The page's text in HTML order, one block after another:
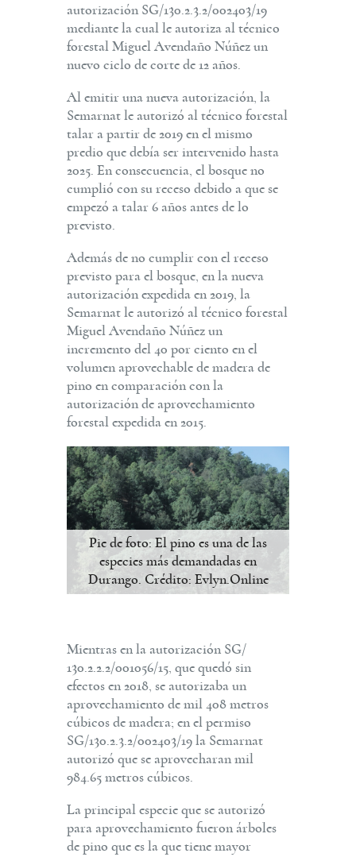
autorización SG/130.2.3.2/002403/19
mediante la cual le autoriza al técnico
forestal Miguel Avendaño Núñez un
nuevo ciclo de corte de 12 años.
Al emitir una nueva autorización, la
Semarnat le autorizó al técnico forestal
talar a partir de 2019 en el mismo
predio que debía ser intervenido hasta
2025. En consecuencia, el bosque no
cumplió con su receso debido a que se
empezó a talar 6 años antes de lo
previsto.
Además de no cumplir con el receso
previsto para el bosque, en la nueva
autorización expedida en 2019, la
Semarnat le autorizó al técnico forestal
Miguel Avendaño Núñez un
incremento del 40 por ciento en el
volumen aprovechable de madera de
pino en comparación con la
autorización de aprovechamiento
forestal expedida en 2015.
Pie de foto: El pino es una de las
especies más demandadas en
Durango. Crédito: Evlyn.Online
Mientras en la autorización SG/
130.2.2.2/001056/15, que quedó sin
efectos en 2018, se autorizaba un
aprovechamiento de mil 408 metros
cúbicos de madera; en el permiso
SG/130.2.3.2/002403/19 la Semarnat
autorizó que se aprovecharan mil
984.65 metros cúbicos.
La principal especie que se autorizó
para aprovechamiento fueron árboles
de pino que es la que tiene mayor